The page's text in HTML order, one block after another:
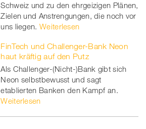
Schweiz und zu den ehrgeizigen Plänen,
Zielen und Anstrengungen, die noch vor
uns liegen. Weiterlesen
FinTech und Challenger-Bank Neon
haut kräftig auf den Putz
Als Challenger-(Nicht-)Bank gibt sich
Neon selbstbewusst und sagt
etablierten Banken den Kampf an.
Weiterlesen